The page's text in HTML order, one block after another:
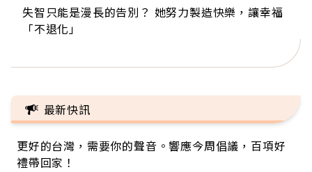
失智只能是漫長的告別？ 她努力製造快樂，讓幸福
「不退化」
來自剛果的巧克力神父 為台灣奉獻36年 「台灣是我
的家，我連作夢都講台語！」
63歲卸矽谷副總、搬回台灣找快樂！「蛋黃哥小
丑」走進安養院，逗樂上萬爺奶：退休後才開始真
104歲打破金氏世界紀錄 成為全球最年長羽球選
手，分享長壽的秘密原來是「這個」
事業巔峰他選擇追夢…黑手阿伯拉小提琴還登上小
巨蛋！連CNN都大讚！
最新快訊
更好的台灣，需要你的聲音。響應今周倡議，百項好
禮帶回家！